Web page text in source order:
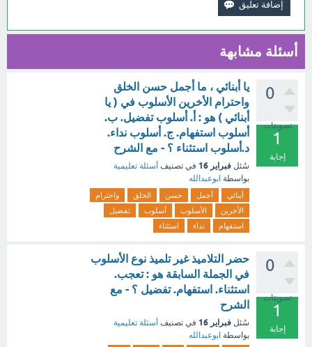
أسئلة مشابهة
0
تصويتات
1
إجابة
يا أبنائي ، ما أجمل حسن الخلق
واحترام الأخرين الأسلوب في ( يا
أبنائي ) هو : أ. أسلوب تفضيل. ب.
أسلوب استفهام. ج. أسلوب نداء.
د.أسلوب استثناء ؟ - مع الشرح
سُئل فبراير 16 في تصنيف أسئلة تعليمية
بواسطة ابوعبدالله
أبنائي أجمل حسن الخلق
واحترام
الأخرين
الأسلوب أسلوب
تفضيل
استفهام
نداء استثناء
0
تصويتات
1
إجابة
حضر التلاميذ غير تلميذ نوع الأسلوب
في الجملة السابقة هو : تعجب.
استثناء. استفهام. تفضيل ؟ - مع
الشرح
سُئل فبراير 16 في تصنيف أسئلة تعليمية
بواسطة ابوعبدالله